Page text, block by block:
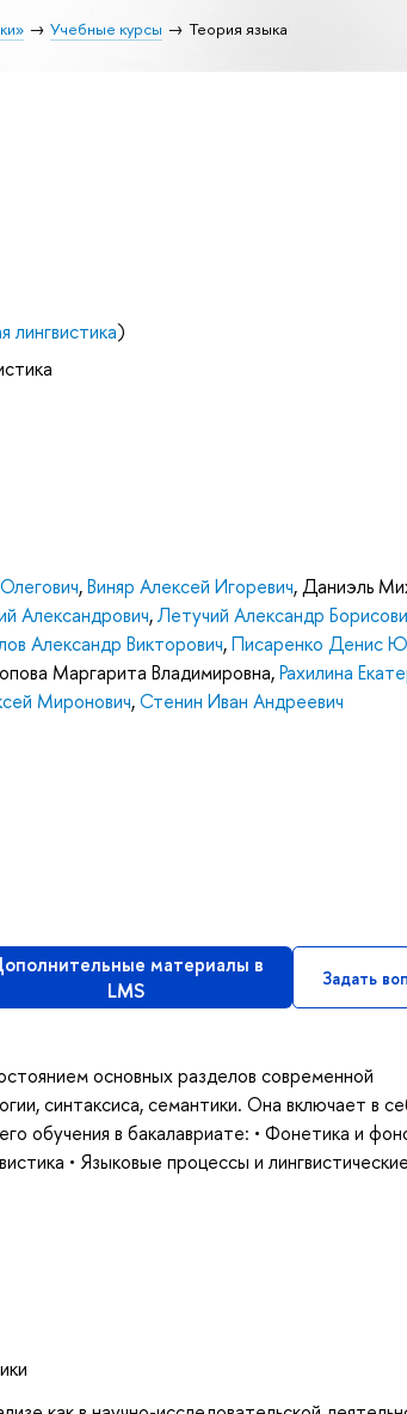
Учебные курсы Теория языка
лингвистика)
,Виняр Алексей Игоревич,Даниэль
Александрович,Летучий Александр
Александр Викторович,Писаренко Денис
Маргарита Владимировна,Рахилина
Миронович,Стенин Иван Андреевич
материалы в
LMS
Задать
основных разделов современной
синтаксиса, семантики. Она включает в
обучения в бакалавриате: • Фонетика и
• Языковые процессы и лингвистические